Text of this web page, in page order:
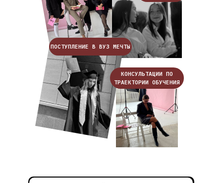
ПОСТУПЛЕНИЕ В ВУЗ МЕЧТЫ
КОНСУЛЬТАЦИИ ПО
ТРАЕКТОРИИ ОБУЧЕНИЯ